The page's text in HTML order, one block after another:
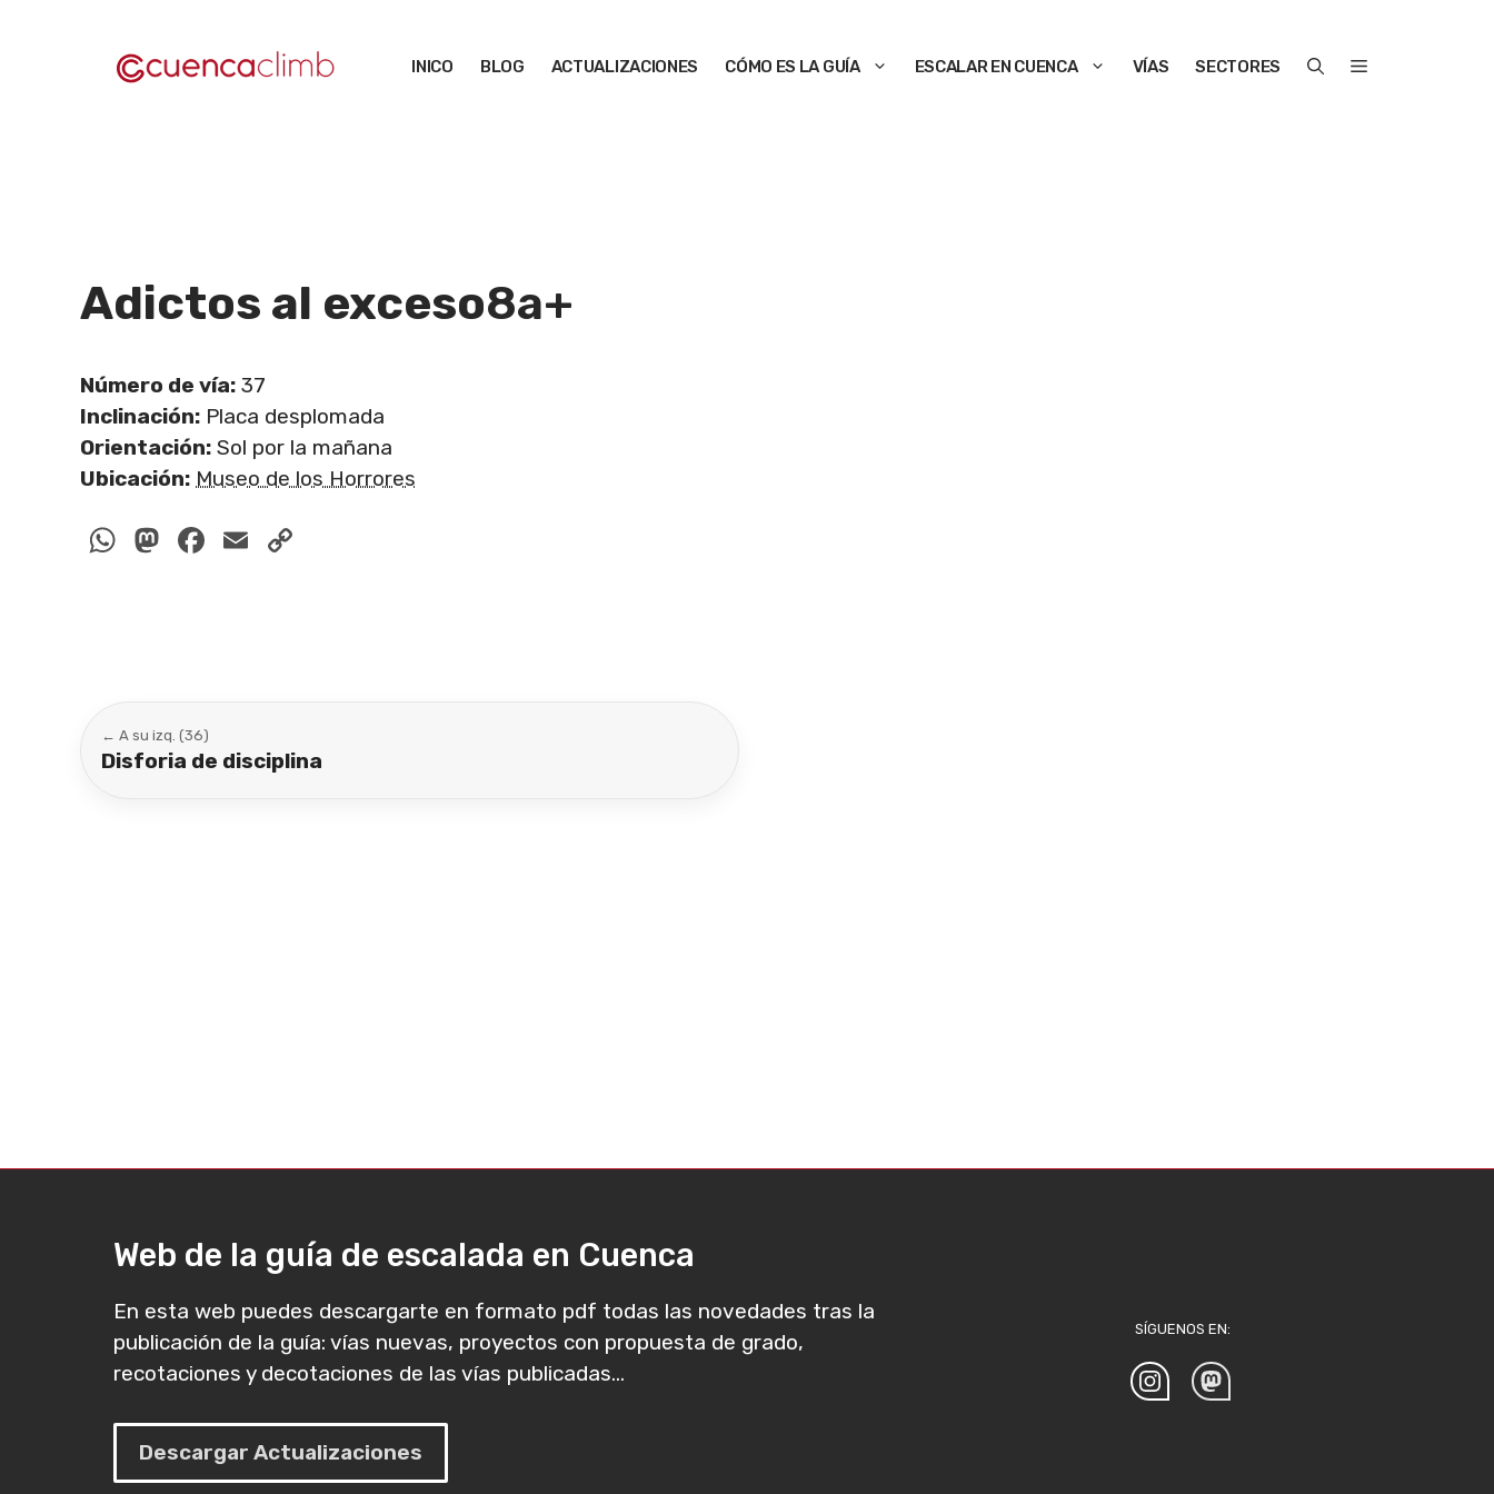
INICO BLOG ACTUALIZACIONES CÓMO ES LA GUÍA ESCALAR EN CUENCA VÍAS SECTORES
Adictos al exceso8a+
Número de vía: 37
Inclinación: Placa desplomada
Orientación: Sol por la mañana
Ubicación: Museo de los Horrores
WhatsApp
Mastodon
Facebook
Email
← A su izq. (36)
Disforia de disciplina
Web de la guía de escalada en Cuenca
En esta web puedes descargarte en formato pdf todas las novedades tras la
publicación de la guía: vías nuevas, proyectos con propuesta de grado,
recotaciones y decotaciones de las vías publicadas...
Descargar Actualizaciones
SÍGUENOS EN: